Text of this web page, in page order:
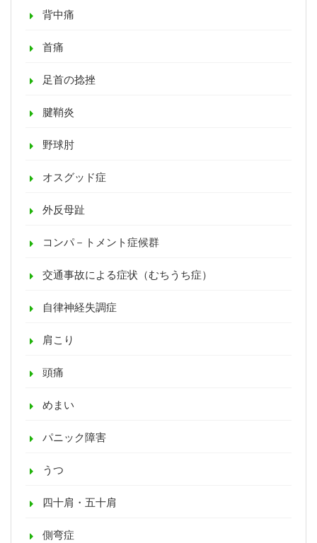
背中痛
首痛
足首の捻挫
腱鞘炎
野球肘
オスグッド症
外反母趾
コンパ－トメント症候群
交通事故による症状（むちうち症）
自律神経失調症
肩こり
頭痛
めまい
パニック障害
うつ
四十肩・五十肩
側弯症